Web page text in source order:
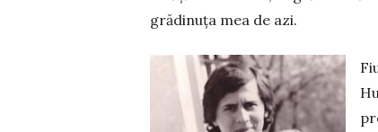
grădinuța mea de azi.